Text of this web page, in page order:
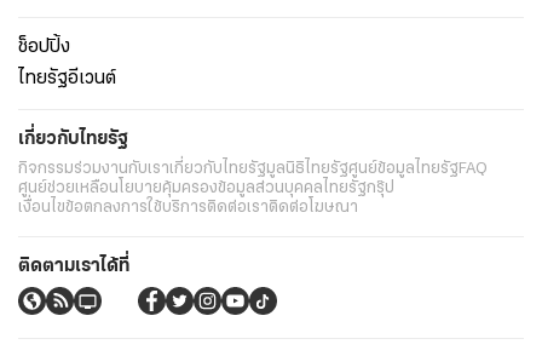
ช็อปปิ้ง
ไทยรัฐอีเวนต์
เกี่ยวกับไทยรัฐ
กิจกรรมร่วมงานกับเราเกี่ยวกับไทยรัฐมูลนิธิไทยรัฐศูนย์ข้อมูลไทยรัฐFAQ
ศูนย์ช่วยเหลือนโยบายคุ้มครองข้อมูลส่วนบุคคลไทยรัฐกรุ๊ป
เงื่อนไขข้อตกลงการใช้บริการติดต่อเราติดต่อโฆษณา
ติดตามเราได้ที่